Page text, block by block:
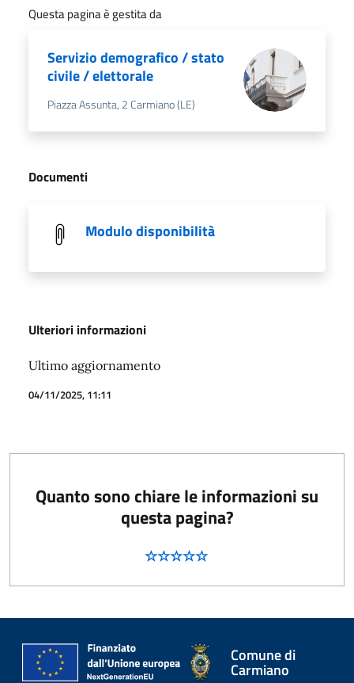
Questa pagina è gestita da
Servizio demografico / stato
civile / elettorale
Piazza Assunta, 2 Carmiano (LE)
Documenti
Modulo disponibilità
Ulteriori informazioni
Ultimo aggiornamento
04/11/2025, 11:11
Quanto sono chiare le informazioni su
questa pagina?
Comune di
Carmiano